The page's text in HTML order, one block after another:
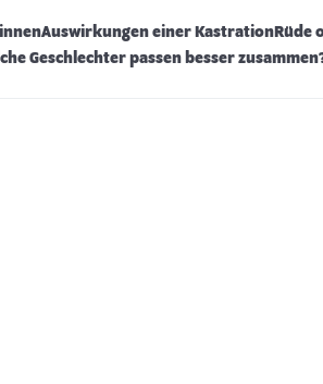
Auswirkungen einer KastrationRüde
Geschlechter passen besser